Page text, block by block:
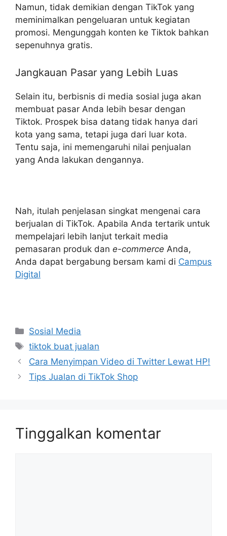
Namun, tidak demikian dengan TikTok yang
meminimalkan pengeluaran untuk kegiatan
promosi. Mengunggah konten ke Tiktok bahkan
sepenuhnya gratis.
Jangkauan Pasar yang Lebih Luas
Selain itu, berbisnis di media sosial juga akan
membuat pasar Anda lebih besar dengan
Tiktok. Prospek bisa datang tidak hanya dari
kota yang sama, tetapi juga dari luar kota.
Tentu saja, ini memengaruhi nilai penjualan
yang Anda lakukan dengannya.
Nah, itulah penjelasan singkat mengenai cara
berjualan di TikTok. Apabila Anda tertarik untuk
mempelajari lebih lanjut terkait media
pemasaran produk dan e-commerce Anda,
Anda dapat bergabung bersam kami di Campus
Digital
Kategori
Sosial Media
Tag
tiktok buat jualan
Cara Menyimpan Video di Twitter Lewat HP!
Tips Jualan di TikTok Shop
Tinggalkan komentar